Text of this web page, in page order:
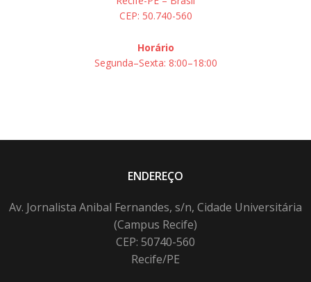
CEP: 50.740-560
Horário
Segunda–Sexta: 8:00–18:00
ENDEREÇO
Av. Jornalista Anibal Fernandes, s/n, Cidade Universitária
(Campus Recife)
CEP: 50740-560
Recife/PE